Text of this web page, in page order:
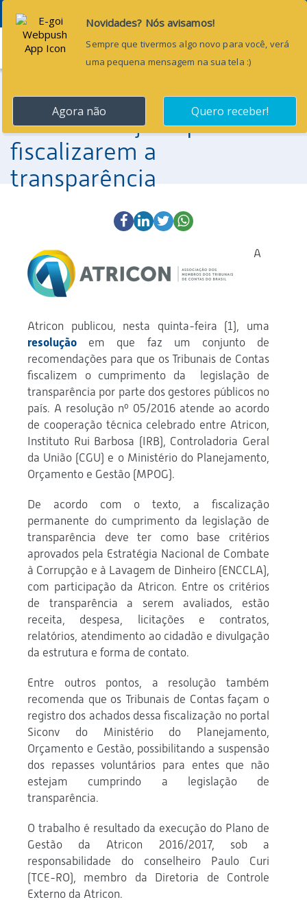
Menu
2 de setembro de 2016
Atricon faz
recomendações para TCs
fiscalizarem a
transparência
A
Atricon publicou, nesta quinta-feira (1), uma
resolução
em que faz um conjunto de
recomendações para que os Tribunais de Contas
fiscalizem o cumprimento da legislação de
transparência por parte dos gestores públicos no
país. A resolução nº 05/2016 atende ao acordo
de cooperação técnica celebrado entre Atricon,
Instituto Rui Barbosa (IRB), Controladoria­ Geral
da União (CGU) e o Ministério do Planejamento,
Orçamento e Gestão (MPOG).
De acordo com o texto, a fiscalização
permanente do cumprimento da legislação de
transparência deve ter como base critérios
aprovados pela Estratégia Nacional de Combate
à Corrupção e à Lavagem de Dinheiro (ENCCLA),
com participação da Atricon. Entre os critérios
de transparência a serem avaliados, estão
receita, despesa, licitações e contratos,
relatórios, atendimento ao cidadão e divulgação
da estrutura e forma de contato.
Entre outros pontos, a resolução também
recomenda que os Tribunais de Contas façam o
registro dos achados dessa fiscalização no portal
Siconv do Ministério do Planejamento,
Orçamento e Gestão, possibilitando a suspensão
dos repasses voluntários para entes que não
estejam cumprindo a legislação de
transparência.
O trabalho é resultado da execução do Plano de
Gestão da Atricon 2016/2017, sob a
responsabilidade do conselheiro Paulo Curi
(TCE-RO), membro da Diretoria de Controle
Externo da Atricon.